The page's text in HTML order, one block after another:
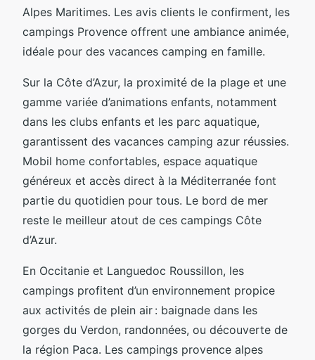
Alpes Maritimes. Les avis clients le confirment, les
campings Provence offrent une ambiance animée,
idéale pour des vacances camping en famille.
Sur la Côte d’Azur, la proximité de la plage et une
gamme variée d’animations enfants, notamment
dans les clubs enfants et les parc aquatique,
garantissent des vacances camping azur réussies.
Mobil home confortables, espace aquatique
généreux et accès direct à la Méditerranée font
partie du quotidien pour tous. Le bord de mer
reste le meilleur atout de ces campings Côte
d’Azur.
En Occitanie et Languedoc Roussillon, les
campings profitent d’un environnement propice
aux activités de plein air : baignade dans les
gorges du Verdon, randonnées, ou découverte de
la région Paca. Les campings provence alpes